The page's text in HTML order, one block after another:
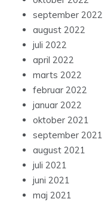
september 2022
august 2022
juli 2022
april 2022
marts 2022
februar 2022
januar 2022
oktober 2021
september 2021
august 2021
juli 2021
juni 2021
maj 2021